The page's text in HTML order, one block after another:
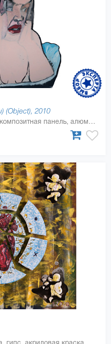
(Object), 2010
180 x 148 см, алюминиевая композитная панель, алюминиевый полимер, масляная краска
гипс, акриловая краска